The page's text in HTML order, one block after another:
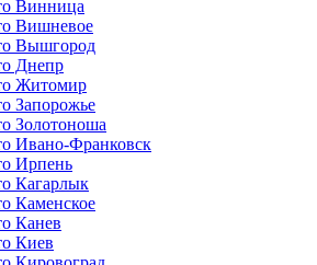
Винница
Вишневое
Вышгород
Днепр
Житомир
Запорожье
Золотоноша
Ивано-Франковск
Ирпень
Кагарлык
Каменское
Канев
Киев